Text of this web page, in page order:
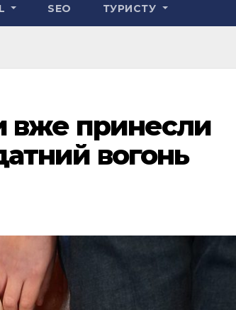
SEO ТУРИСТУ
вже принесли
вогонь